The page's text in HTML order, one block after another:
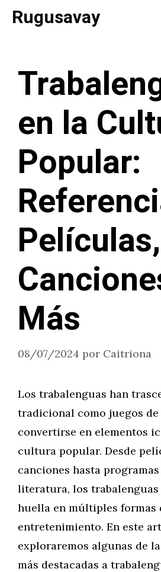
SaltarRugusavay
en la
Popular:
Películas,
Más
08/07/2024 por Caitriona
Los trabalenguas han
tradicional como juegos de
convertirse en elementos
cultura popular. Desde
canciones hasta
literatura, los trabalenguas
huella en múltiples formas
entretenimiento. En este
exploraremos algunas de
más destacadas a